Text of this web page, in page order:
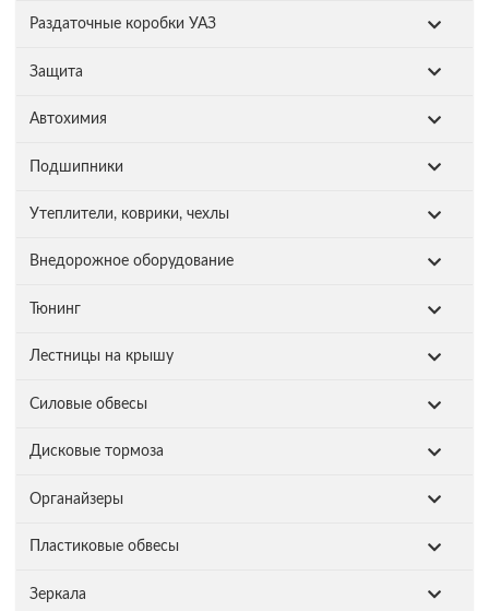
Раздаточные коробки УАЗ
Защита
Автохимия
Подшипники
Утеплители, коврики, чехлы
Внедорожное оборудование
Тюнинг
Лестницы на крышу
Силовые обвесы
Дисковые тормоза
Органайзеры
Пластиковые обвесы
Зеркала